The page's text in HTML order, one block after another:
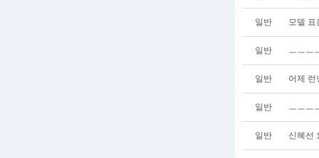
일반 모델 표
일반 ㅡㅡㅡ
일반 어제 런
일반 ㅡㅡㅡ
일반 신혜선